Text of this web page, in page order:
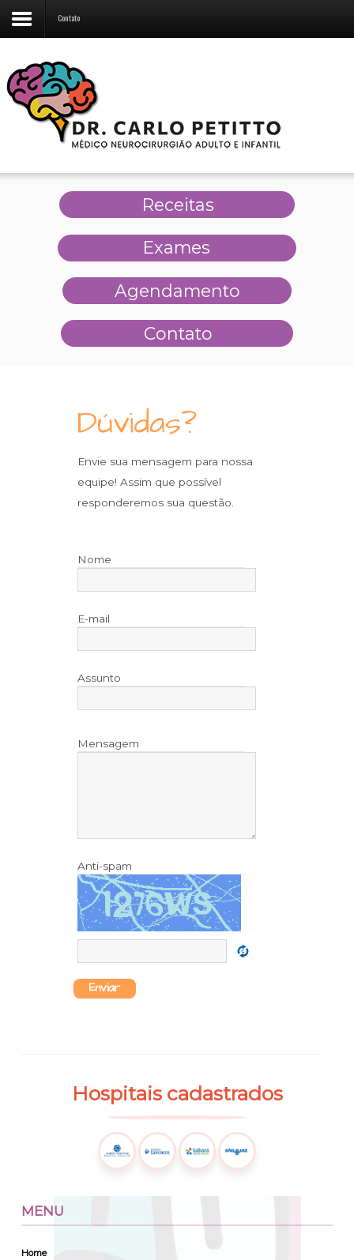
Contato
Receitas
Exames
Agendamento
Contato
Dúvidas?
Envie sua mensagem para nossa
equipe! Assim que possível
responderemos sua questão.
Nome
E-mail
Assunto
Mensagem
Anti-spam
Enviar
Hospitais cadastrados
MENU
Home